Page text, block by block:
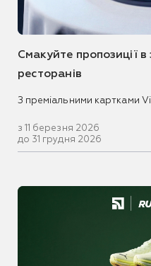
Смакуйте пропозиції в
ресторанів
З преміальними картками
з 11 березня 2026
до 31 грудня 2026